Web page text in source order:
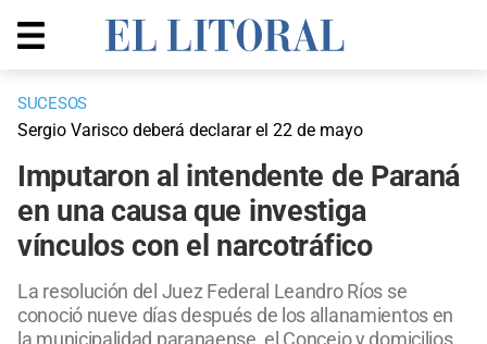
SUCESOS
Sergio Varisco deberá declarar el 22 de mayo
Imputaron al intendente de Paraná
en una causa que investiga
vínculos con el narcotráfico
La resolución del Juez Federal Leandro Ríos se
conoció nueve días después de los allanamientos en
la municipalidad paranaense, el Concejo y domicilios